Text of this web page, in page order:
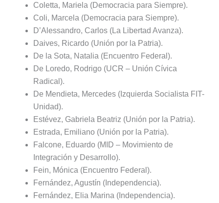
Coletta, Mariela (Democracia para Siempre).
Coli, Marcela (Democracia para Siempre).
D’Alessandro, Carlos (La Libertad Avanza).
Daives, Ricardo (Unión por la Patria).
De la Sota, Natalia (Encuentro Federal).
De Loredo, Rodrigo (UCR – Unión Cívica
Radical).
De Mendieta, Mercedes (Izquierda Socialista FIT-
Unidad).
Estévez, Gabriela Beatriz (Unión por la Patria).
Estrada, Emiliano (Unión por la Patria).
Falcone, Eduardo (MID – Movimiento de
Integración y Desarrollo).
Fein, Mónica (Encuentro Federal).
Fernández, Agustín (Independencia).
Fernández, Elia Marina (Independencia).